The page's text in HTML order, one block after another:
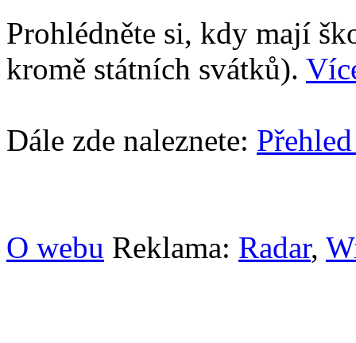
Prohlédněte si, kdy mají
kromě státních svátků).
Dále zde naleznete:
O webu Reklama: Radar,